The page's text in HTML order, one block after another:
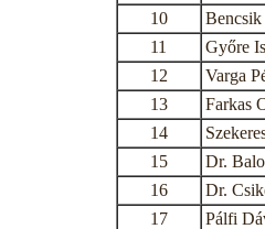
10
11
Győre
12
Varga
13
Farkas
14
15
Dr.
16
Dr.
17
Pálfi